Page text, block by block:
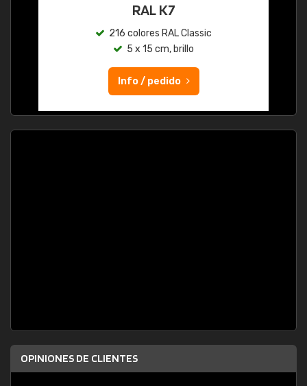
RAL K7
216 colores RAL Classic
5 x 15 cm, brillo
Info / pedido
OPINIONES DE CLIENTES